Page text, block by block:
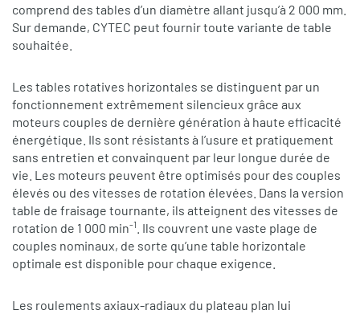
comprend des tables d’un diamètre allant jusqu’à 2 000 mm.
Sur demande, CYTEC peut fournir toute variante de table
souhaitée.
Les tables rotatives horizontales se distinguent par un
fonctionnement extrêmement silencieux grâce aux
moteurs couples de dernière génération à haute efficacité
énergétique. Ils sont résistants à l’usure et pratiquement
sans entretien et convainquent par leur longue durée de
vie. Les moteurs peuvent être optimisés pour des couples
élevés ou des vitesses de rotation élevées. Dans la version
table de fraisage tournante, ils atteignent des vitesses de
rotation de 1 000 min-1
. Ils couvrent une vaste plage de
couples nominaux, de sorte qu’une table horizontale
optimale est disponible pour chaque exigence.
Les roulements axiaux-radiaux du plateau plan lui